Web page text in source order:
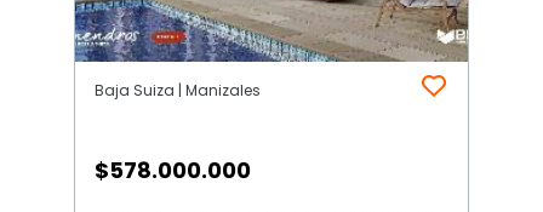
Baja Suiza | Manizales
$578.000.000